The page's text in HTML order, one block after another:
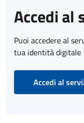
Accedi al
Puoi accedere al
tua identità digitale
Accedi al